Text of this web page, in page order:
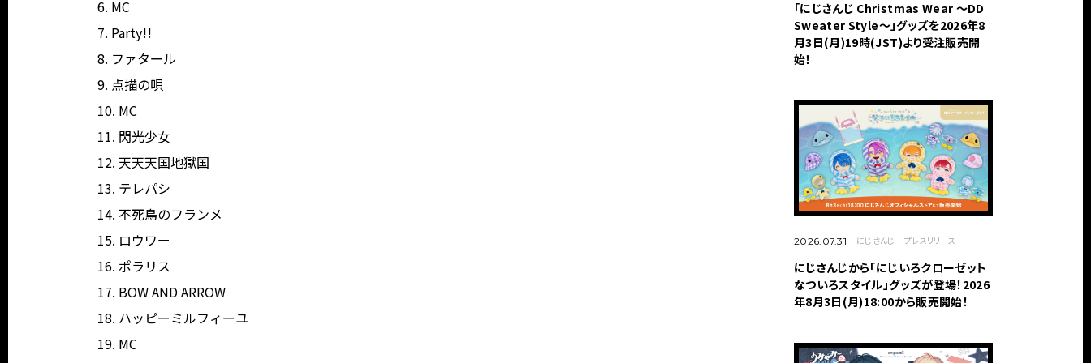
6. MC
7. Party!!
8. ファタール
9. 点描の唄
10. MC
11. 閃光少女
12. 天天天国地獄国
13. テレパシ
14. 不死鳥のフランメ
15. ロウワー
16. ポラリス
17. BOW AND ARROW
18. ハッピーミルフィーユ
19. MC
「にじさんじ Christmas Wear 〜DD
Sweater Style〜」グッズを2026年8
月3日(月)19時(JST)より受注販売開
始！
2026.07.31 にじさんじ プレスリリース
にじさんじから「にじいろクローゼット
なついろスタイル」グッズが登場！2026
年8月3日(月)18:00から販売開始！